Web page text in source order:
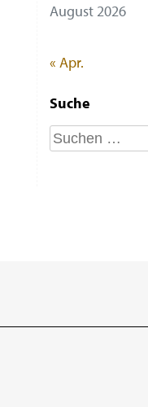
August 2026
« Apr.
Suche
Suchen
nach: